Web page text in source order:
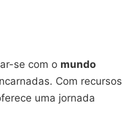
se com o mundo
Com recursos
uma jornada